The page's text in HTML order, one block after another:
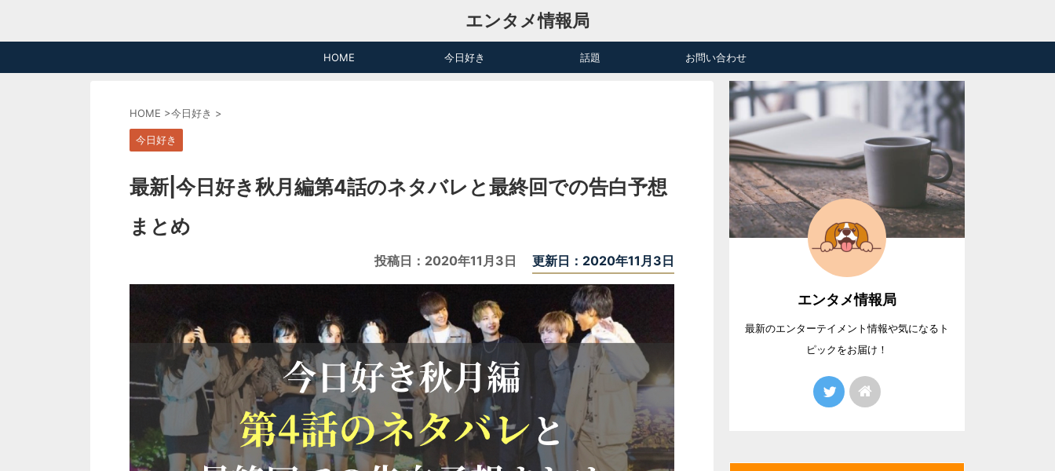
エンタメ情報局
HOME 今日好き 話題 お問い合わせ
HOME >今日好き >
今日好き
最新|今日好き秋月編第4話のネタバレと最終回での告白予想
まとめ
投稿日： 2020年11月3日 更新日：2020年11月3日
エンタメ情報局
最新のエンターテイメント情報や気になるト
ピックをお届け！